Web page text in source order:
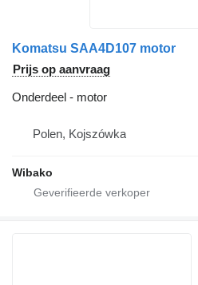
Komatsu SAA4D107 motor
Prijs op aanvraag
Onderdeel - motor
Polen, Kojszówka
Wibako